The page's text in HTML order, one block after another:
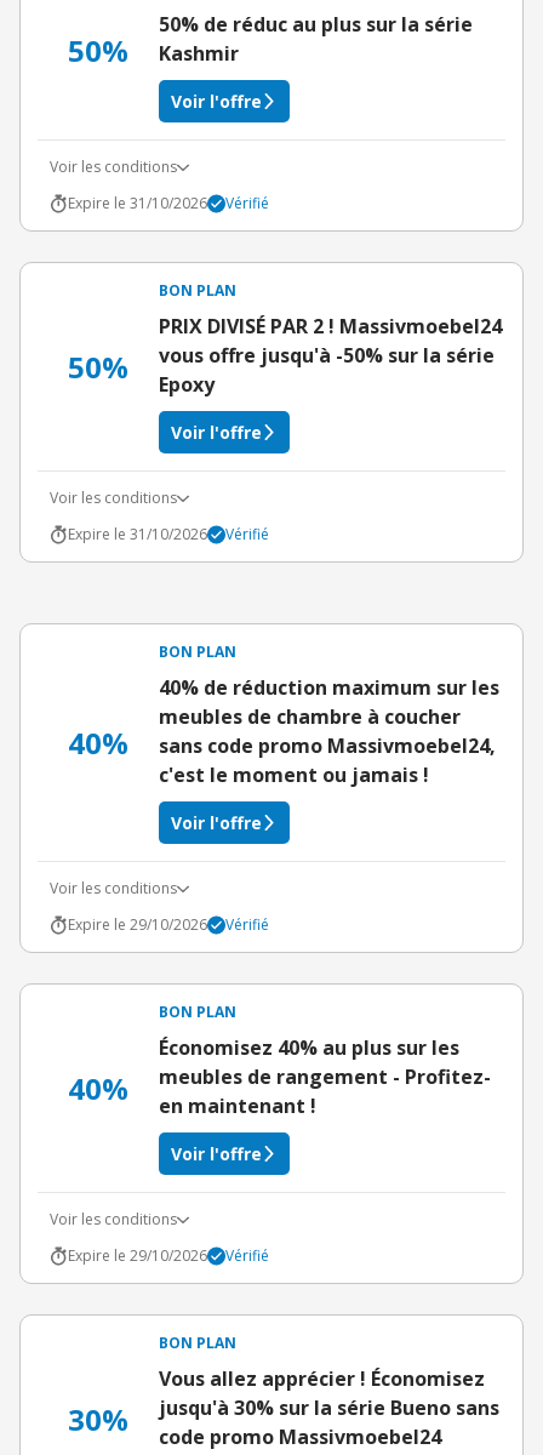
50%
50% de réduc au plus sur la série
Kashmir
Voir l'offre
Voir les conditions
Expire le 31/10/2026
Vérifié
50%
BON PLAN
PRIX DIVISÉ PAR 2 ! Massivmoebel24
vous offre jusqu'à -50% sur la série
Epoxy
Voir l'offre
Voir les conditions
Expire le 31/10/2026
Vérifié
40%
BON PLAN
40% de réduction maximum sur les
meubles de chambre à coucher
sans code promo Massivmoebel24,
c'est le moment ou jamais !
Voir l'offre
Voir les conditions
Expire le 29/10/2026
Vérifié
40%
BON PLAN
Économisez 40% au plus sur les
meubles de rangement - Profitez-
en maintenant !
Voir l'offre
Voir les conditions
Expire le 29/10/2026
Vérifié
30%
BON PLAN
Vous allez apprécier ! Économisez
jusqu'à 30% sur la série Bueno sans
code promo Massivmoebel24